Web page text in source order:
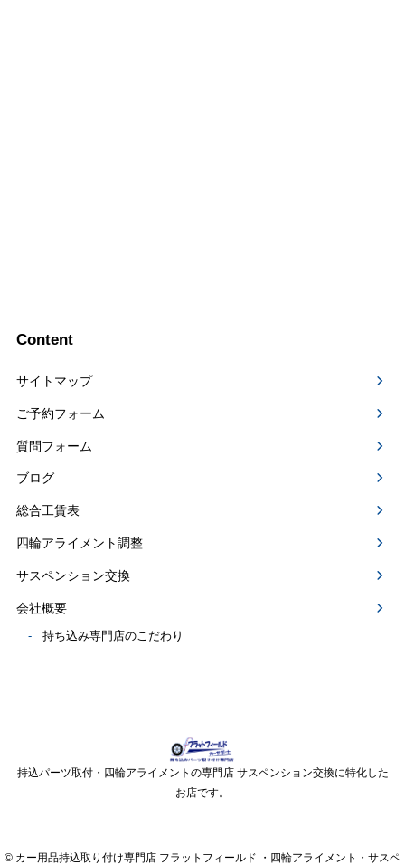
Content
サイトマップ
ご予約フォーム
質問フォーム
ブログ
総合工賃表
四輪アライメント調整
サスペンション交換
会社概要
持ち込み専門店のこだわり
持込パーツ取付・四輪アライメントの専門店 サスペンション交換に特化した
お店です。
© カー用品持込取り付け専門店 フラットフィールド ・四輪アライメント・サスペ